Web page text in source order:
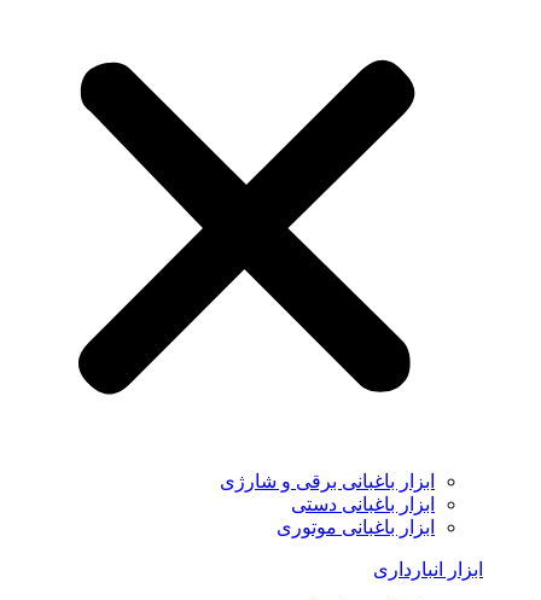
ابزار باغبانی برقی و شارژی
ابزار باغبانی دستی
ابزار باغبانی موتوری
ابزار انبارداری